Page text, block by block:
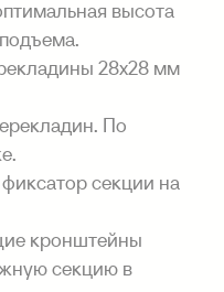
высота
28х28 мм
По
секции на
кронштейны
секцию в